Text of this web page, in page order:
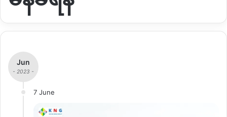
Jun
- 2023 -
7 June